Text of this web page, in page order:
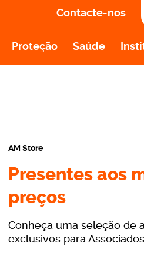
Contacte-nos
Proteção Saúde
Leve
Portugal
Aproveite os
portugueses que a